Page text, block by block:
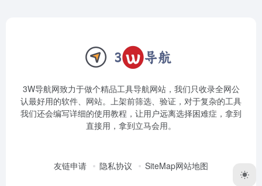
3W导航网致力于做个精品工具导航网站，我们只收录全网公
认最好用的软件、网站。上架前筛选、验证，对于复杂的工具
我们还会编写详细的使用教程，让用户远离选择困难症，拿到
直接用，拿到立马会用。
友链申请 隐私协议 SiteMap网站地图